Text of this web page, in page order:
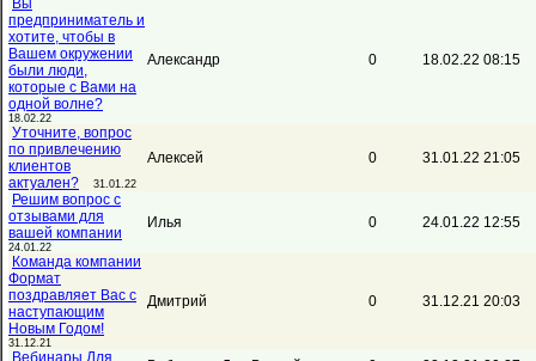
Вы
предприниматель и
хотите, чтобы в
Вашем окружении
были люди,
которые с Вами на
одной волне?
18.02.22
Александр 0 18.02.22 08:15
Уточните, вопрос
по привлечению
клиентов
актуален?
31.01.22
Алексей 0 31.01.22 21:05
Решим вопрос с
отзывами для
вашей компании
24.01.22
Илья 0 24.01.22 12:55
Команда компании
Формат
поздравляет Вас с
наступающим
Новым Годом!
31.12.21
Дмитрий 0 31.12.21 20:03
Вебинары Для